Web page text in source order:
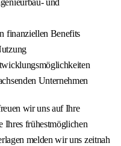
und
finanziellen Benefits
Unternehmen
wir uns auf Ihre
Ihres frühestmöglichen
melden wir uns zeitnah